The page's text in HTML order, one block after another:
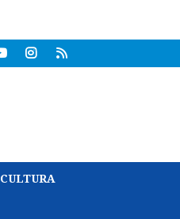
CULTURA